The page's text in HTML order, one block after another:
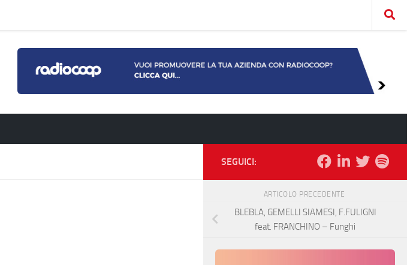
SEGUICI:
ARTICOLO PRECEDENTE
BLEBLA, GEMELLI SIAMESI, F.FULIGNI
feat. FRANCHINO – Funghi